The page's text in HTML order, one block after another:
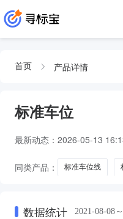
首页 产品详情
标准车位
最新动态： 2026-05-13
同类产品： 标准车位线
数据统计 2021-08-08